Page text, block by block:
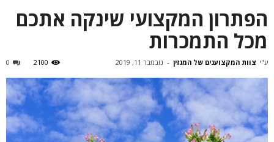
הפתרון המקצועי שינקה אתכם
מכל התמכרות
ע"י צוות המקצוענים של המגזין - נובמבר 11, 2019 0 2100